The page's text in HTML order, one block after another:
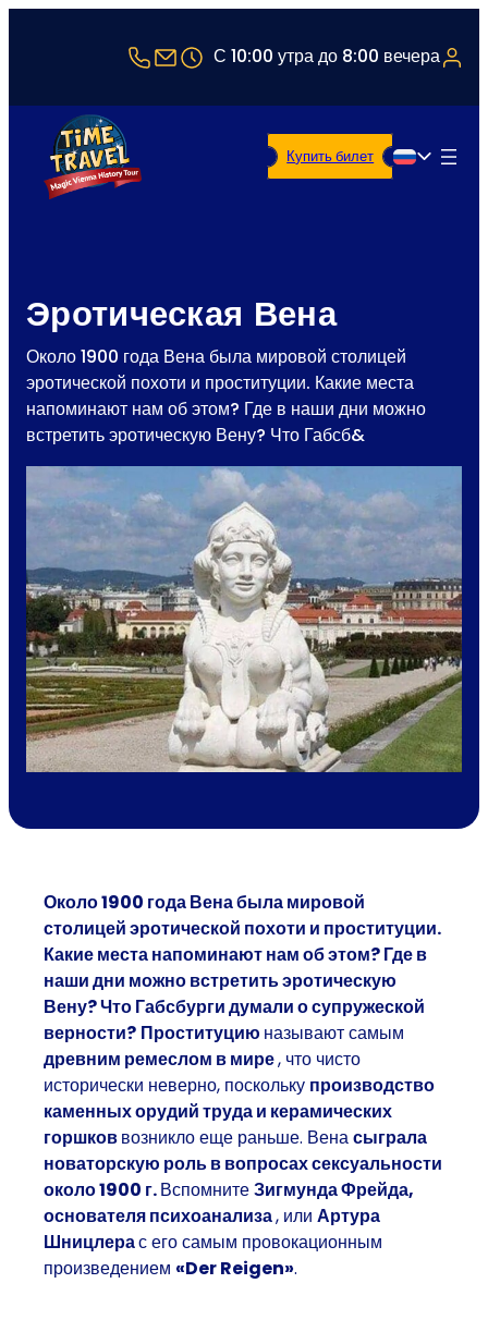
+43 1 5321514
office@timetravel-vienna.at
С 10:00 утра до 8:00 вечера
Русский
Купить билет
Эротическая Вена
Около 1900 года Вена была мировой столицей
эротической похоти и проституции. Какие места
напоминают нам об этом? Где в наши дни можно
встретить эротическую Вену? Что Габсб&
Около 1900 года Вена была мировой
столицей эротической похоти и проституции.
Какие места напоминают нам об этом? Где в
наши дни можно встретить эротическую
Вену? Что Габсбурги думали о супружеской
верности? Проституцию называют самым
древним ремеслом в мире, что чисто
исторически неверно, поскольку производство
каменных орудий труда и керамических
горшковвозникло еще раньше. Венасыграла
новаторскую роль в вопросах сексуальности
около 1900 г.ВспомнитеЗигмунда Фрейда,
основателя психоанализа, или Артура
Шницлерас его самым провокационным
произведением «Der Reigen».